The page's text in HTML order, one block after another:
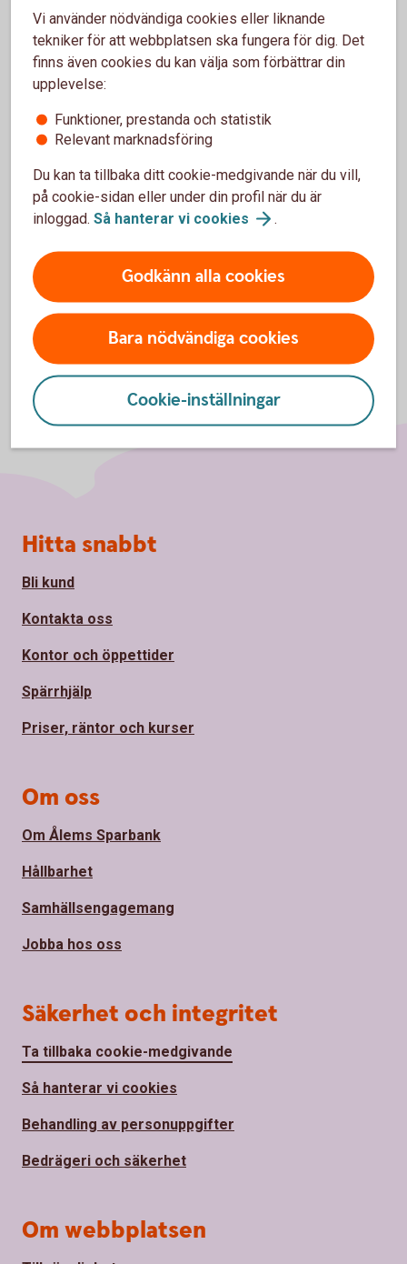
Var kan jag se den faktiska valutaväxlingskursen
jag fick på ett köp?
transaktion?
Kan jag välja att få pushnotis/sms för endast ett
kort ifall jag har flera kort?
Vi använder nödvändiga cookies eller liknande
tekniker för att webbplatsen ska fungera för dig. Det
finns även cookies du kan välja som förbättrar din
upplevelse:
Funktioner, prestanda och statistik
Relevant marknadsföring
Du kan ta tillbaka ditt cookie-medgivande när du vill,
på cookie-sidan eller under din profil när du är
inloggad. Så hanterar vi cookies .
Godkänn alla cookies
Bara nödvändiga cookies
Cookie-inställningar
Sidfot
Hitta snabbt
Bli kund
Kontakta oss
Kontor och öppettider
Spärrhjälp
Priser, räntor och kurser
Om oss
Om Ålems Sparbank
Hållbarhet
Samhällsengagemang
Jobba hos oss
Säkerhet och integritet
Ta tillbaka cookie-medgivande
Så hanterar vi cookies
Behandling av personuppgifter
Bedrägeri och säkerhet
Om webbplatsen